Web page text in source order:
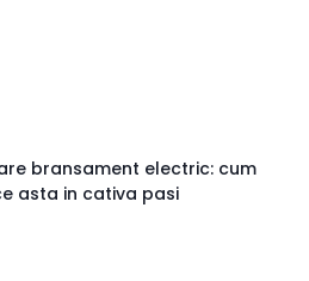
bransament electric: cum
asta in cativa pasi